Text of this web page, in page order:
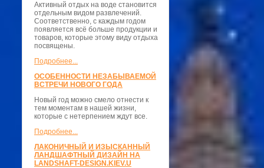
Активный отдых на воде становится
отдельным видом развлечений.
Соответственно, с каждым годом
появляется всё больше продукции и
товаров, которые этому виду отдыха
посвящены.
Подробнее...
ОСОБЕННОСТИ НЕЗАБЫВАЕМОЙ
ВСТРЕЧИ НОВОГО ГОДА
Новый год можно смело отнести к
тем моментам в нашей жизни,
которые с нетерпением ждут все.
Подробнее...
ЛАКОНИЧНЫЙ И ИЗЫСКАННЫЙ
ЛАНДШАФТНЫЙ ДИЗАЙН НА
LANDSHAFT-DESIGN.KIEV.U